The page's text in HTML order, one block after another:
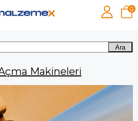
0
Ara
Makineleri